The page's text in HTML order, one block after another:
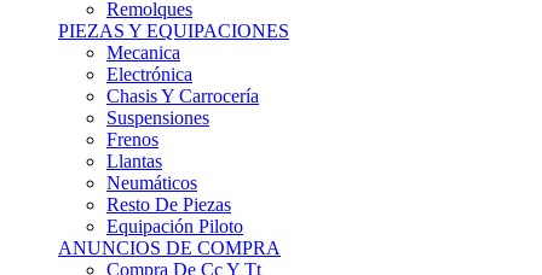
Mecanica
Electrónica
Chasis Y Carrocería
Suspensiones
Frenos
Llantas
Neumáticos
Resto De Piezas
Equipación Piloto
ANUNCIOS DE COMPRA
Compra De Cc Y Tt
Compra De Piezas